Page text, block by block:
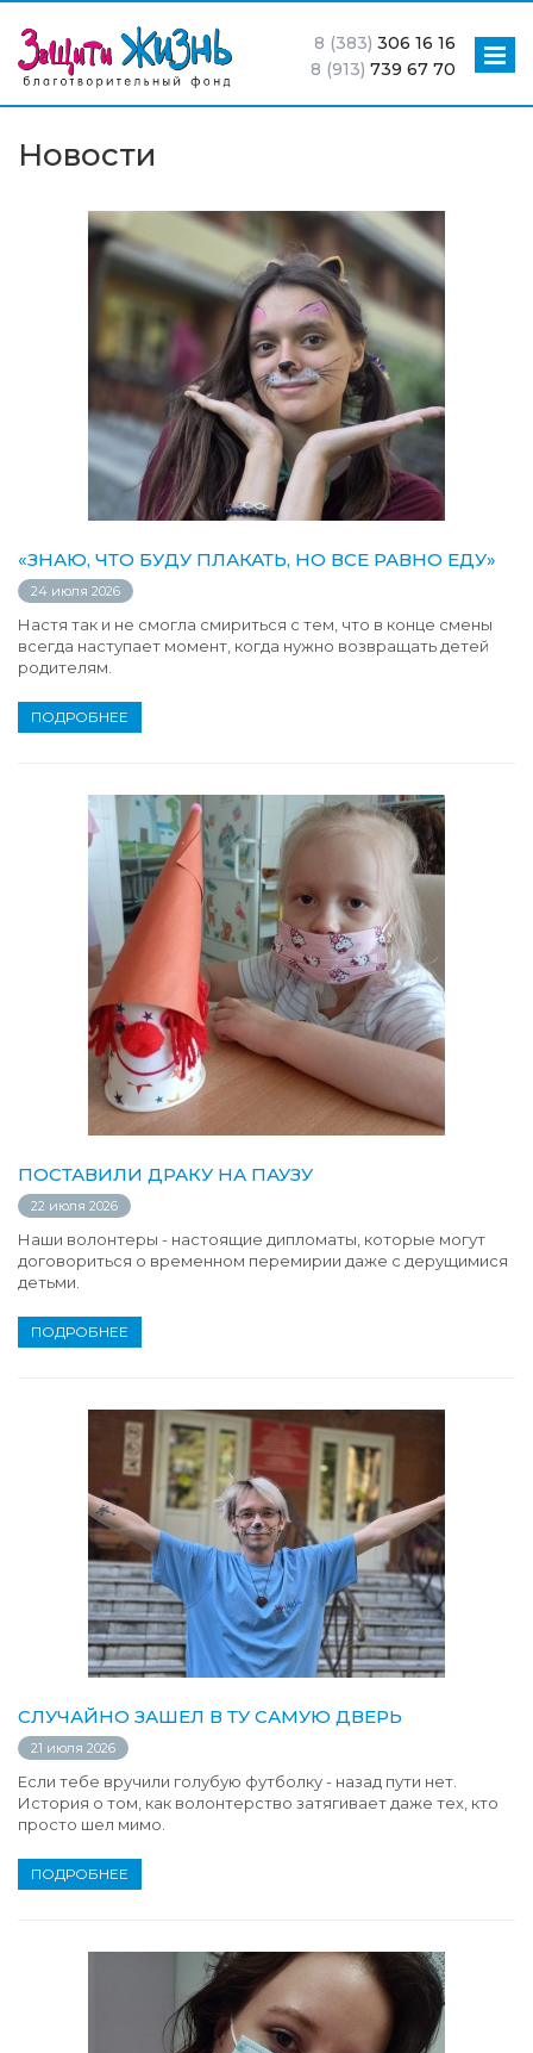
8 (383) 306 16 16
8 (913) 739 67 70
Новости
«ЗНАЮ, ЧТО БУДУ ПЛАКАТЬ, НО ВСЕ РАВНО ЕДУ»
24 июля 2026
Настя так и не смогла смириться с тем, что в конце смены
всегда наступает момент, когда нужно возвращать детей
родителям.
ПОДРОБНЕЕ
ПОСТАВИЛИ ДРАКУ НА ПАУЗУ
22 июля 2026
Наши волонтеры - настоящие дипломаты, которые могут
договориться о временном перемирии даже с дерущимися
детьми.
ПОДРОБНЕЕ
СЛУЧАЙНО ЗАШЕЛ В ТУ САМУЮ ДВЕРЬ
21 июля 2026
Если тебе вручили голубую футболку - назад пути нет.
История о том, как волонтерство затягивает даже тех, кто
просто шел мимо.
ПОДРОБНЕЕ